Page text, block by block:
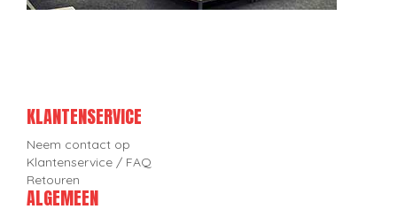
KLANTENSERVICE
Neem contact op
Klantenservice / FAQ
Retouren
ALGEMEEN